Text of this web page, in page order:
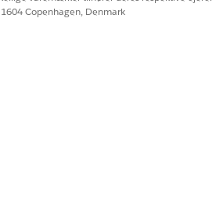
Copenhagen, Denmark